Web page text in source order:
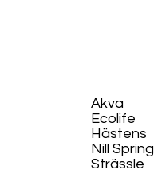
Akva
Ecolife​
Hästens
Nill Spring
Strässle